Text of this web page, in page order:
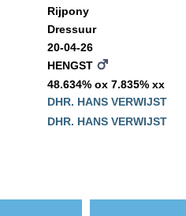
reglementen
Rijpony
Dressuur
20-04-26
HENGST
48.634% ox 7.835% xx
DHR. HANS VERWIJST
DHR. HANS VERWIJST